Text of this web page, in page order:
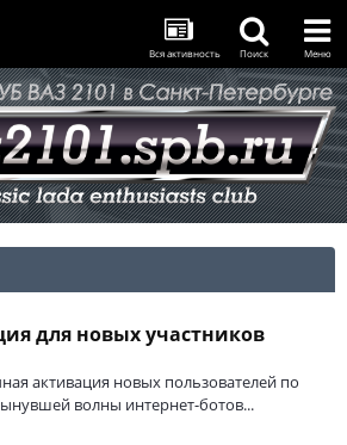
Вся активность Поиск Меню
для новых участников
активация новых пользователей по
волны интернет-ботов...